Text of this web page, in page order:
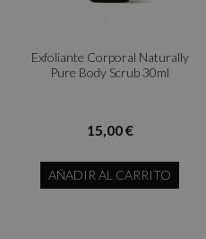
Exfoliante Corporal Naturally
Pure Body Scrub 30ml
15,00 €
AÑADIR AL CARRITO